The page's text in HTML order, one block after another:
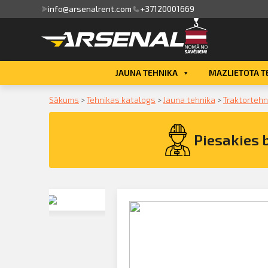
info@arsenalrent.com +37120001669
pavadzīmes
atlikumi objektos
bilance
JAUNA TEHNIKA MAZLIETOTA
Sākums >Tehnikas katalogs > Jauna tehnika >
Piesakies
Pieteikties konsultācijai par